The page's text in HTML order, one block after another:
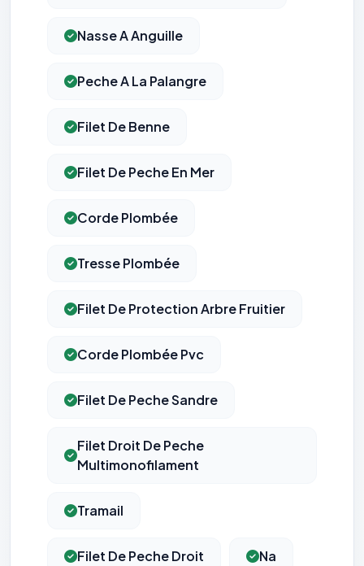
Nasse A Anguille
Peche A La Palangre
Filet De Benne
Filet De Peche En Mer
Corde Plombée
Tresse Plombée
Filet De Protection Arbre Fruitier
Corde Plombée Pvc
Filet De Peche Sandre
Filet Droit De Peche
Multimonofilament
Tramail
Filet De Peche Droit Na